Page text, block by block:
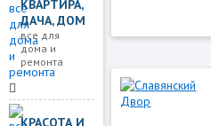
КВАРТИРА,
ДАЧА, ДОМ
все для
дома и
ремонта
КРАСОТА И